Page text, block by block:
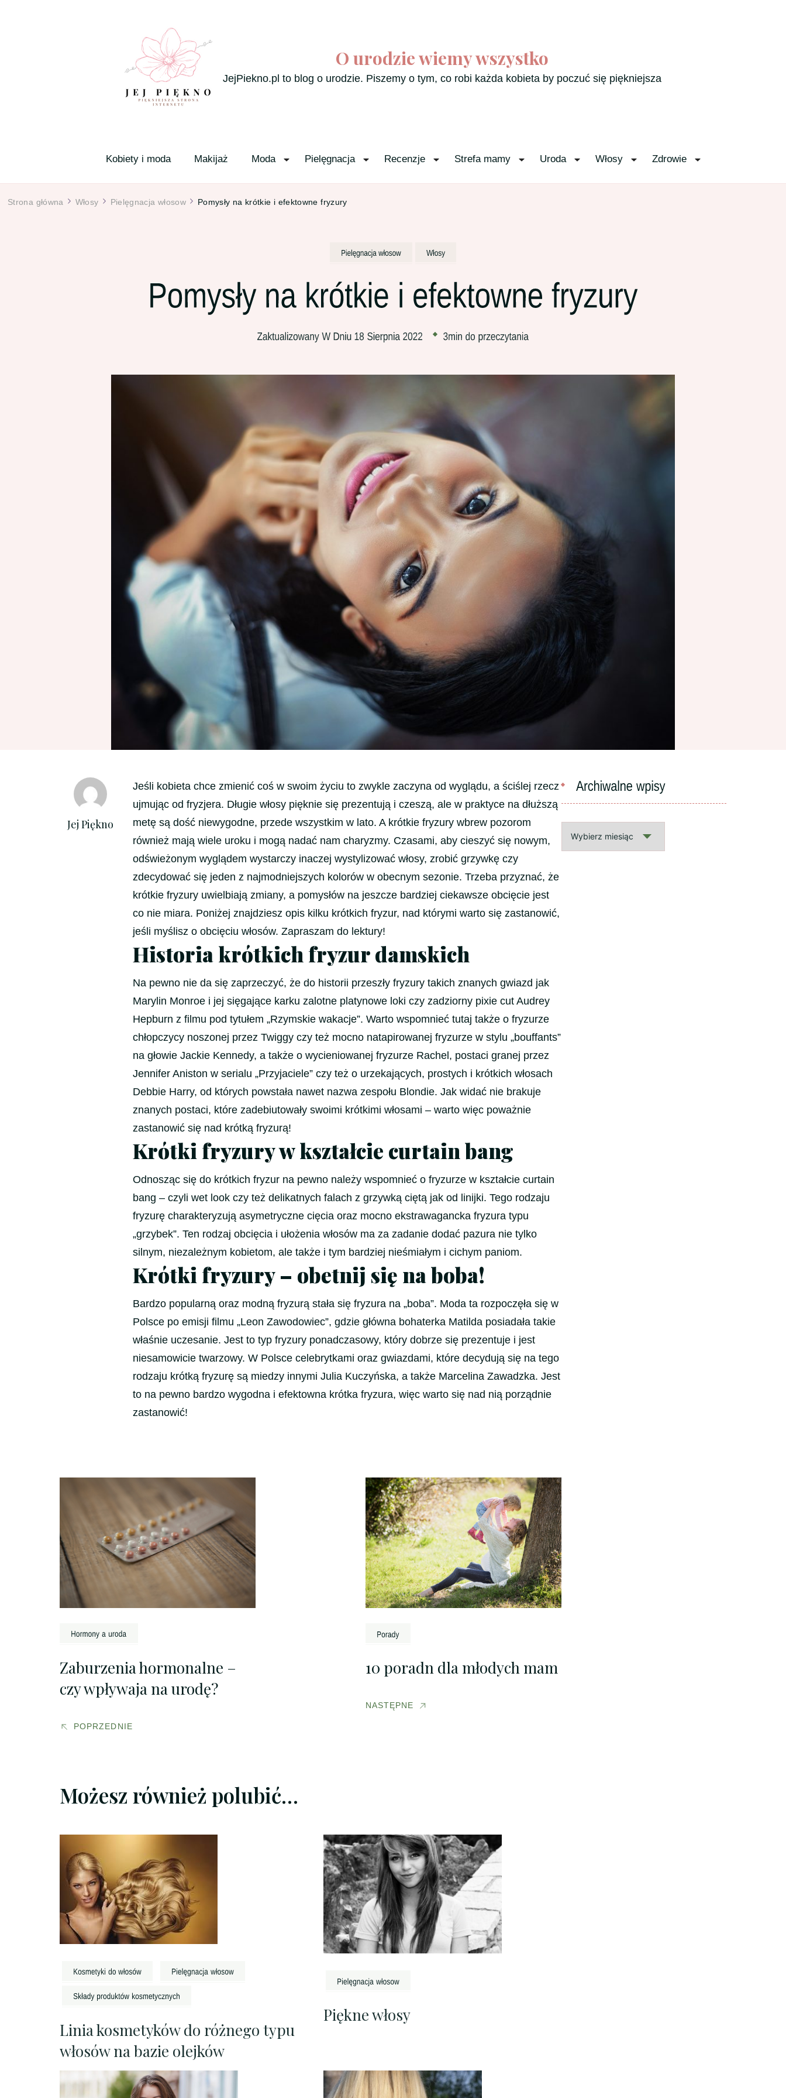
O urodzie wiemy wszystko
JejPiekno.pl to blog o urodzie. Piszemy o tym, co robi każda kobieta by poczuć się piękniejsza
Kobiety i moda Makijaż Moda Pielęgnacja Recenzje Strefa mamy Uroda Włosy Zdrowie
Strona główna Włosy Pielęgnacja włosow Pomysły na krótkie i efektowne fryzury
Jej Piękno
Jeśli kobieta chce zmienić coś w swoim życiu to zwykle zaczyna od wyglądu, a ściślej rzecz
ujmując od fryzjera. Długie włosy pięknie się prezentują i czeszą, ale w praktyce na dłuższą
metę są dość niewygodne, przede wszystkim w lato. A krótkie fryzury wbrew pozorom
również mają wiele uroku i mogą nadać nam charyzmy. Czasami, aby cieszyć się nowym,
odświeżonym wyglądem wystarczy inaczej wystylizować włosy, zrobić grzywkę czy
zdecydować się jeden z najmodniejszych kolorów w obecnym sezonie. Trzeba przyznać, że
krótkie fryzury uwielbiają zmiany, a pomysłów na jeszcze bardziej ciekawsze obcięcie jest
co nie miara. Poniżej znajdziesz opis kilku krótkich fryzur, nad którymi warto się zastanowić,
jeśli myślisz o obcięciu włosów. Zapraszam do lektury!
Historia krótkich fryzur damskich
Na pewno nie da się zaprzeczyć, że do historii przeszły fryzury takich znanych gwiazd jak
Marylin Monroe i jej sięgające karku zalotne platynowe loki czy zadziorny pixie cut Audrey
Hepburn z filmu pod tytułem „Rzymskie wakacje”. Warto wspomnieć tutaj także o fryzurze
chłopczycy noszonej przez Twiggy czy też mocno natapirowanej fryzurze w stylu „bouffants”
na głowie Jackie Kennedy, a także o wycieniowanej fryzurze Rachel, postaci granej przez
Jennifer Aniston w serialu „Przyjaciele” czy też o urzekających, prostych i krótkich włosach
Debbie Harry, od których powstała nawet nazwa zespołu Blondie. Jak widać nie brakuje
znanych postaci, które zadebiutowały swoimi krótkimi włosami – warto więc poważnie
zastanowić się nad krótką fryzurą!
Krótki fryzury w kształcie curtain bang
Odnosząc się do krótkich fryzur na pewno należy wspomnieć o fryzurze w kształcie curtain
bang – czyli wet look czy też delikatnych falach z grzywką ciętą jak od linijki. Tego rodzaju
fryzurę charakteryzują asymetryczne cięcia oraz mocno ekstrawagancka fryzura typu
„grzybek”. Ten rodzaj obcięcia i ułożenia włosów ma za zadanie dodać pazura nie tylko
silnym, niezależnym kobietom, ale także i tym bardziej nieśmiałym i cichym paniom.
Krótki fryzury – obetnij się na boba!
Bardzo popularną oraz modną fryzurą stała się fryzura na „boba”. Moda ta rozpoczęła się w
Polsce po emisji filmu „Leon Zawodowiec”, gdzie główna bohaterka Matilda posiadała takie
właśnie uczesanie. Jest to typ fryzury ponadczasowy, który dobrze się prezentuje i jest
niesamowicie twarzowy. W Polsce celebrytkami oraz gwiazdami, które decydują się na tego
rodzaju krótką fryzurę są miedzy innymi Julia Kuczyńska, a także Marcelina Zawadzka. Jest
to na pewno bardzo wygodna i efektowna krótka fryzura, więc warto się nad nią porządnie
zastanowić!
Nawigacja
wpisu
Zaburzenia hormonalne –
czy wpływaja na urodę?
POPRZEDNIE
10 poradn dla młodych mam
NASTĘPNE
Możesz również polubić…
Linia kosmetyków do różnego typu
włosów na bazie olejków
Piękne włosy
wpisy